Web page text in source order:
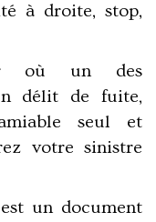
à droite, stop,
où un des
délit de fuite,
seul et
votre sinistre
un document